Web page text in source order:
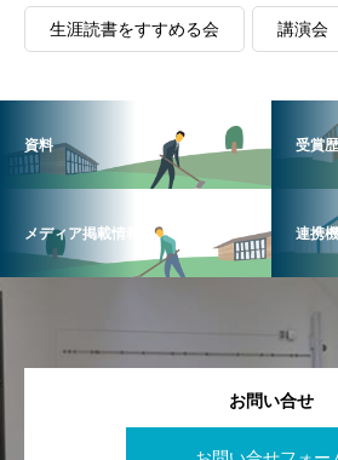
生涯読書をすすめる会 講演会
資料 受賞歴
メディア掲載情報 連携
お問い合せ